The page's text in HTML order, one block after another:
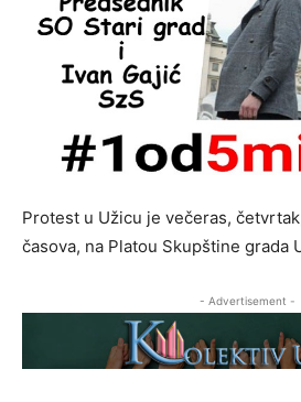
Protest u Užicu je večeras,
časova, na Platou Skupštine grada
- Advertisement -